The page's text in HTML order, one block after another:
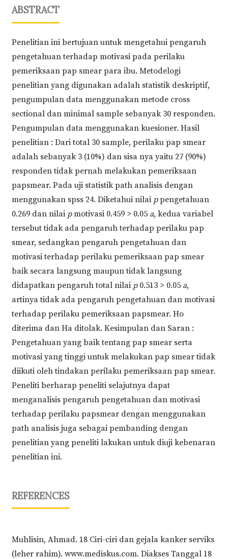
ABSTRACT
Penelitian ini bertujuan untuk mengetahui pengaruh
pengetahuan terhadap motivasi pada perilaku
pemeriksaan pap smear para ibu. Metodelogi
penelitian yang digunakan adalah statistik deskriptif,
pengumpulan data menggunakan metode cross
sectional dan minimal sample sebanyak 30 responden.
Pengumpulan data menggunakan kuesioner. Hasil
penelitian : Dari total 30 sample, perilaku pap smear
adalah sebanyak 3 (10%) dan sisa nya yaitu 27 (90%)
responden tidak pernah melakukan pemeriksaan
papsmear. Pada uji statistik path analisis dengan
menggunakan spss 24. Diketahui nilai ppengetahuan
0.269 dan nilai pmotivasi 0.459 > 0.05 a, kedua variabel
tersebut tidak ada pengaruh terhadap perilaku pap
smear, sedangkan pengaruh pengetahuan dan
motivasi terhadap perilaku pemeriksaan pap smear
baik secara langsung maupun tidak langsung
didapatkan pengaruh total nilai p 0.513 > 0.05 a,
artinya tidak ada pengaruh pengetahuan dan motivasi
terhadap perilaku pemeriksaan papsmear. Ho
diterima dan Ha ditolak. Kesimpulan dan Saran :
Pengetahuan yang baik tentang pap smear serta
motivasi yang tinggi untuk melakukan pap smear tidak
diikuti oleh tindakan perilaku pemeriksaan pap smear.
Peneliti berharap peneliti selajutnya dapat
menganalisis pengaruh pengetahuan dan motivasi
terhadap perilaku papsmear dengan menggunakan
path analisis juga sebagai pembanding dengan
penelitian yang peneliti lakukan untuk diuji kebenaran
penelitian ini.
REFERENCES
Muhlisin, Ahmad. 18 Ciri-ciri dan gejala kanker serviks
(leher rahim). www.mediskus.com. Diakses Tanggal 18